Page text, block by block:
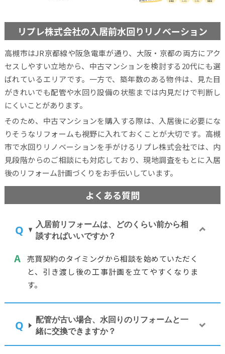
リプレ株式会社の入居前水回りリノベーション
高槻市はJR京都線や阪急電車が通り、大阪・京都の両方にアク
セスしやすい立地から、中古マンションを検討する20代にも選
ばれているエリアです。一方で、築年数のある物件は、見た目
がきれいでも配管や水回り設備の状態までは内見だけで判断し
にくいことがあります。
そのため、中古マンションを購入する際は、入居後に必要にな
りそうなリフォームも視野に入れておくことが大切です。高槻
市で水回りリノベーションを手がけるリプレ株式会社では、内
見段階からのご相談にも対応しており、現地調査をもとに入居
後のリフォーム計画づくりをお手伝いしています。
よくある質問
入居前リフォームは、どのくらい前から相
談すればいいですか？
売買契約のタイミングから相談を始めていただく
と、引き渡し後の工事計画を立てやすくなりま
す。
配管が古い場合、水回りのリフォームと一
緒に交換できますか？